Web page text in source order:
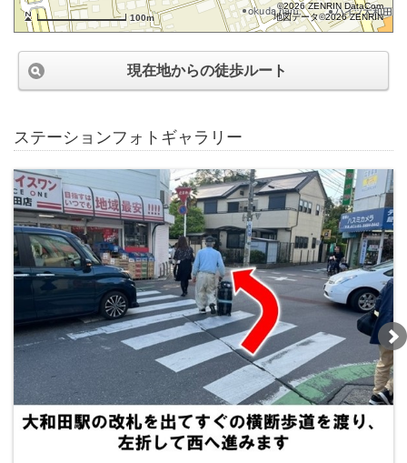
100m
©2026 ZENRIN DataCom
地図データ©2026 ZENRIN
現在地からの徒歩ルート
ステーションフォトギャラリー